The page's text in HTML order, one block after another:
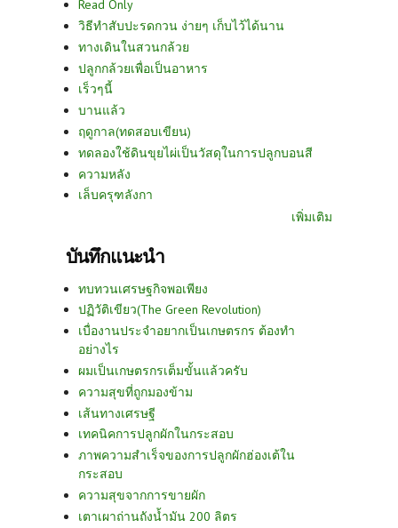
Read Only
วิธีทำสับปะรดกวน ง่ายๆ เก็บไว้ได้นาน
ทางเดินในสวนกล้วย
ปลูกกล้วยเพื่อเป็นอาหาร
เร็วๆนี้
บานแล้ว
ฤดูกาล(ทดสอบเขียน)
ทดลองใช้ดินขุยไผ่เป็นวัสดุในการปลูกบอนสี
ความหลัง
เล็บครุฑลังกา
เพิ่มเติม
บันทึกแนะนำ
ทบทวนเศรษฐกิจพอเพียง
ปฏิวัติเขียว(The Green Revolution)
เบื่องานประจำอยากเป็นเกษตรกร ต้องทำ
อย่างไร
ผมเป็นเกษตรกรเต็มขั้นแล้วครับ
ความสุขที่ถูกมองข้าม
เส้นทางเศรษฐี
เทคนิคการปลูกผักในกระสอบ
ภาพความสำเร็จของการปลูกผักฮ่องเต้ใน
กระสอบ
ความสุขจากการขายผัก
เตาเผาถ่านถังน้ำมัน 200 ลิตร